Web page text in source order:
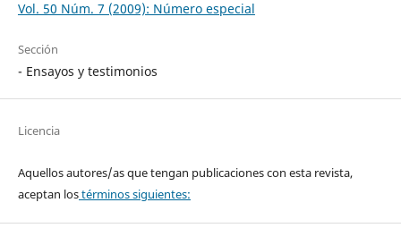
Vol. 50 Núm. 7 (2009): Número especial
Sección
- Ensayos y testimonios
Licencia
Aquellos autores/as que tengan publicaciones con esta revista,
aceptan lostérminos siguientes: